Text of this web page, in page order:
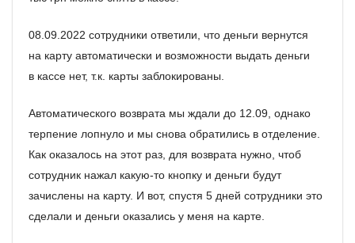
08.09.2022 сотрудники ответили, что деньги вернутся
на карту автоматически и возможности выдать деньги
в кассе нет, т.к. карты заблокированы.
Автоматического возврата мы ждали до 12.09, однако
терпение лопнуло и мы снова обратились в отделение.
Как оказалось на этот раз, для возврата нужно, чтоб
сотрудник нажал какую-то кнопку и деньги будут
зачислены на карту. И вот, спустя 5 дней сотрудники это
сделали и деньги оказались у меня на карте.